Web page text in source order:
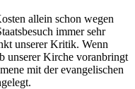
allein schon wegen
immer sehr
unserer Kritik. Wenn
unserer Kirche voranbringt
mit der evangelischen